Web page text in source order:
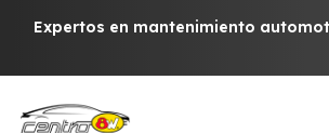
Expertos en mantenimiento